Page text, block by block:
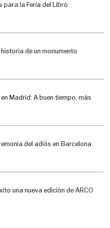
para la Feria del Libro
de un monumento
Madrid: A buen tiempo, más
del adiós en Barcelona
una nueva edición de ARCO